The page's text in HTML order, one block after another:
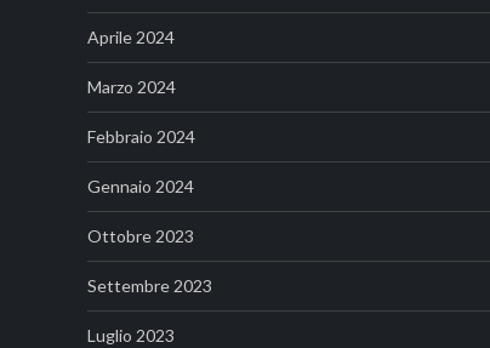
Aprile 2024
Marzo 2024
Febbraio 2024
Gennaio 2024
Ottobre 2023
Settembre 2023
Luglio 2023